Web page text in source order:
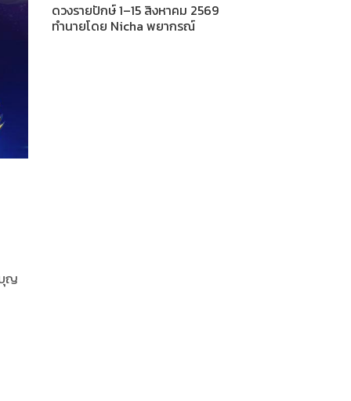
ญ
ดวงรายปักษ์ 1–15 สิงหาคม 2569
ทำนายโดย Nicha พยากรณ์